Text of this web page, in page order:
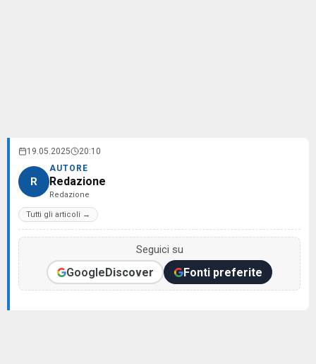
19.05.2025 20:10
R
AUTORE
Redazione
Redazione
Tutti gli articoli →
Seguici su
GoogleDiscover Fonti preferite